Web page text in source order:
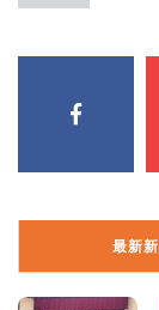
最新